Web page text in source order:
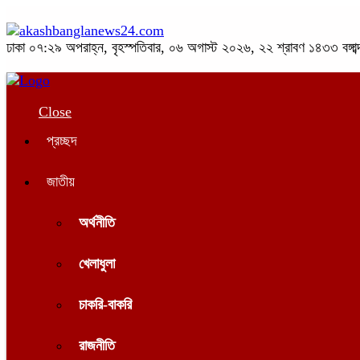
ঢাকা ০৭:২৯ অপরাহ্ন, বৃহস্পতিবার, ০৬ অগাস্ট ২০২৬, ২২ শ্রাবণ ১৪৩৩
Close
প্রচ্ছদ
জাতীয়
অর্থনীতি
খেলাধুলা
চাকরি-বাকরি
রাজনীতি